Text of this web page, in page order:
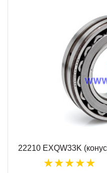
22210 EXQW33K